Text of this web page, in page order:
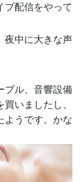
ブ配信をやって
夜中に大きな声
ブル、音響設備
いましたし、
ようです。かな